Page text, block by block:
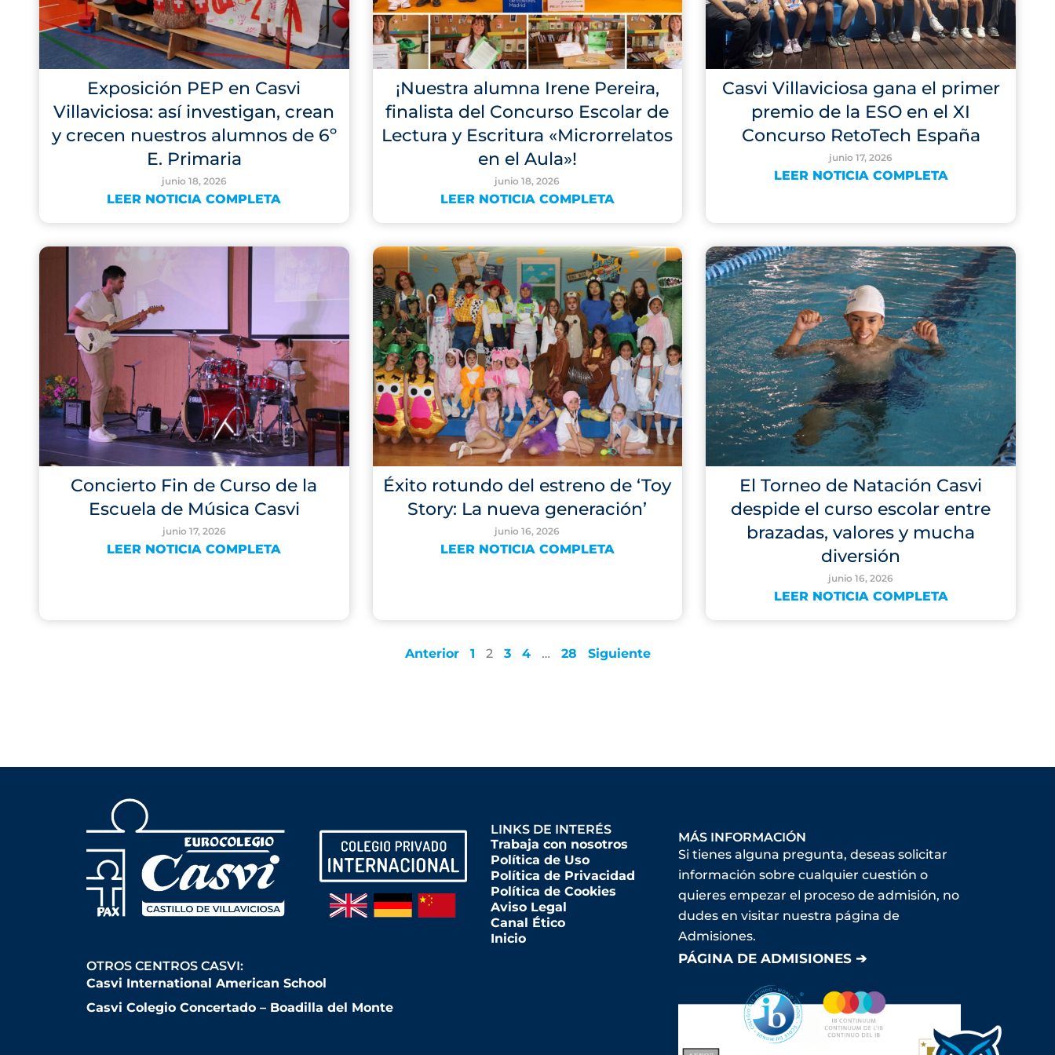
Exposición PEP en Casvi
Villaviciosa: así investigan, crean
y crecen nuestros alumnos de 6º
E. Primaria
junio 18, 2026
LEER NOTICIA COMPLETA
¡Nuestra alumna Irene Pereira,
finalista del Concurso Escolar de
Lectura y Escritura «Microrrelatos
en el Aula»!
junio 18, 2026
LEER NOTICIA COMPLETA
Casvi Villaviciosa gana el primer
premio de la ESO en el XI
Concurso RetoTech España
junio 17, 2026
LEER NOTICIA COMPLETA
Concierto Fin de Curso de la
Escuela de Música Casvi
junio 17, 2026
LEER NOTICIA COMPLETA
Éxito rotundo del estreno de ‘Toy
Story: La nueva generación’
junio 16, 2026
LEER NOTICIA COMPLETA
El Torneo de Natación Casvi
despide el curso escolar entre
brazadas, valores y mucha
diversión
junio 16, 2026
LEER NOTICIA COMPLETA
Anterior 1 2 3 4 … 28 Siguiente
OTROS CENTROS CASVI:
Casvi International American School
Casvi Colegio Concertado – Boadilla del Monte
LINKS DE INTERÉS
Trabaja con nosotros
Política de Uso
Política de Privacidad
Política de Cookies
Aviso Legal
Canal Ético
Inicio
MÁS INFORMACIÓN
Si tienes alguna pregunta, deseas solicitar
información sobre cualquier cuestión o
quieres empezar el proceso de admisión, no
dudes en visitar nuestra página de
Admisiones.
PÁGINA DE ADMISIONES ➔